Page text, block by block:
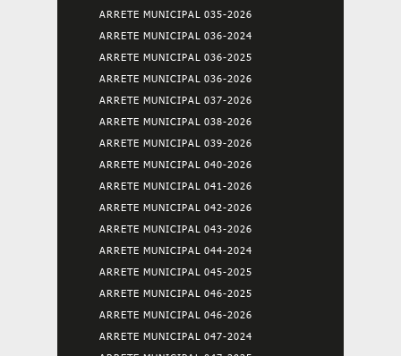
ARRETE MUNICIPAL 035-2026
ARRETE MUNICIPAL 036-2024
ARRETE MUNICIPAL 036-2025
ARRETE MUNICIPAL 036-2026
ARRETE MUNICIPAL 037-2026
ARRETE MUNICIPAL 038-2026
ARRETE MUNICIPAL 039-2026
ARRETE MUNICIPAL 040-2026
ARRETE MUNICIPAL 041-2026
ARRETE MUNICIPAL 042-2026
ARRETE MUNICIPAL 043-2026
ARRETE MUNICIPAL 044-2024
ARRETE MUNICIPAL 045-2025
ARRETE MUNICIPAL 046-2025
ARRETE MUNICIPAL 046-2026
ARRETE MUNICIPAL 047-2024